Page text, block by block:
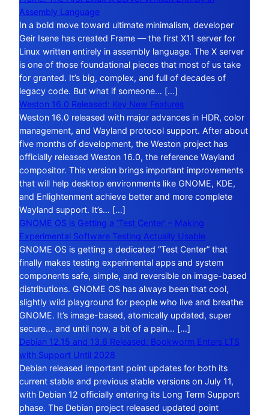
Assembly Language
In a bold move toward ultimate minimalism, developer
Geir Isene has created Frame — the first X11 server for
Linux written entirely in assembly language. The X server
is one of those foundational pieces that most of us take
for granted. It’s big, complex, and full of decades of
legacy code. But what if someone… […]
Weston 16.0 Released: Key New Features
Weston 16.0 released with major advances in HDR, color
management, and Wayland protocol support. After about
five months of development, the Weston project has
officially released Weston 16.0, the reference Wayland
compositor. This version brings important improvements
that will help desktop environments like GNOME, KDE,
and Enlightenment achieve better and more complete
Wayland support. It’s… […]
GNOME OS is Getting a ‘Test Center’ – Making
Experimental Software Testing Actually Usable
GNOME OS is getting a dedicated “Test Center” that
finally makes testing experimental apps and system
components safe, simple, and reversible on image-based
distributions. GNOME OS has always been that cool,
slightly wild playground for people who live and breathe
GNOME. It’s image-based, atomically updated, super
secure… and until now, a bit of a pain… […]
Debian 12.15 and 13.6 Released: Bookworm Enters LTS
with Support Until 2028
Debian released important point updates for both its
current stable and previous stable versions on July 11,
with Debian 12 officially entering its Long Term Support
phase. The Debian project released updated point